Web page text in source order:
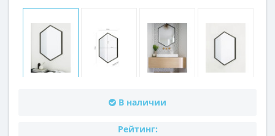
В наличии
Рейтинг: